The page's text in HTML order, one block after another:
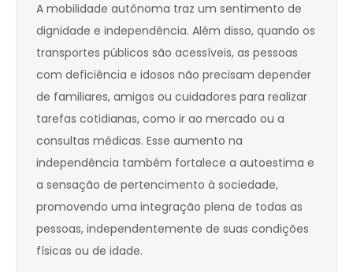
A mobilidade autônoma traz um sentimento de
dignidade e independência. Além disso, quando os
transportes públicos são acessíveis, as pessoas
com deficiência e idosos não precisam depender
de familiares, amigos ou cuidadores para realizar
tarefas cotidianas, como ir ao mercado ou a
consultas médicas. Esse aumento na
independência também fortalece a autoestima e
a sensação de pertencimento à sociedade,
promovendo uma integração plena de todas as
pessoas, independentemente de suas condições
físicas ou de idade.